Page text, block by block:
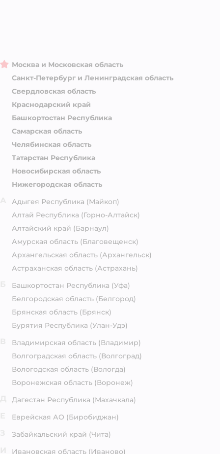
Москва и Московская область
Санкт-Петербург и Ленинградская область
Свердловская область
Краснодарский край
Башкортостан Республика
Самарская область
Челябинская область
Татарстан Республика
Новосибирская область
Нижегородская область
Адыгея Республика (Майкоп)
Алтай Республика (Горно-Алтайск)
Алтайский край (Барнаул)
Амурская область (Благовещенск)
Архангельская область (Архангельск)
Астраханская область (Астрахань)
Башкортостан Республика (Уфа)
Белгородская область (Белгород)
Брянская область (Брянск)
Бурятия Республика (Улан-Удэ)
Владимирская область (Владимир)
Волгоградская область (Волгоград)
Вологодская область (Вологда)
Воронежская область (Воронеж)
Дагестан Республика (Махачкала)
Еврейская АО (Биробиджан)
Забайкальский край (Чита)
Ивановская область (Иваново)